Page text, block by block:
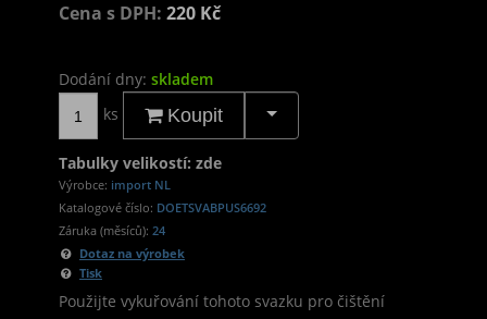
Cena s DPH: 220 Kč
Dodání dny: skladem
ks
Koupit
Tabulky velikostí: zde
Výrobce: import NL
Katalogové číslo: DOETSVABPUS6692
Záruka (měsíců): 24
Dotaz na výrobek
Tisk
Použijte vykuřování tohoto svazku pro čištění